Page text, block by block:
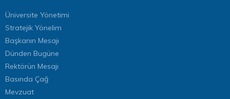
Üniversite Yönetimi
Stratejik Yönelim
Başkanın Mesajı
Dünden Bugüne
Rektörün Mesajı
Basında Çağ
Mevzuat